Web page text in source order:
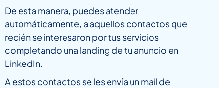
De esta manera, puedes atender
automáticamente, a aquellos contactos que
recién se interesaron por tus servicios
completando una landing de tu anuncio en
LinkedIn.
A estos contactos se les envía un mail de